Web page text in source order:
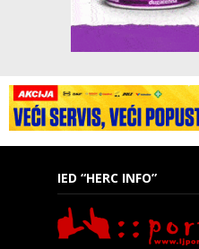
IED “HERC INFO”